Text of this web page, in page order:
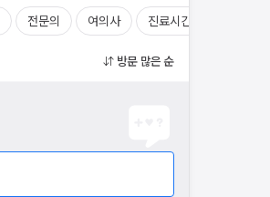
전문의 여의사 진료시간
방문 많은 순